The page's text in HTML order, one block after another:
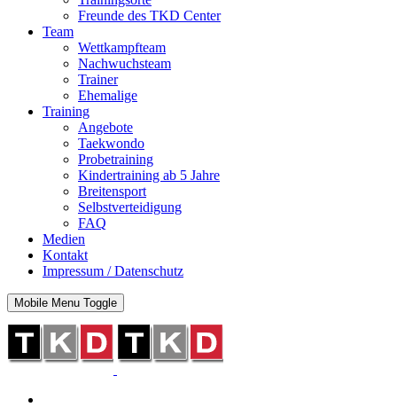
Freunde des TKD Center
Team
Wettkampfteam
Nachwuchsteam
Trainer
Ehemalige
Training
Angebote
Taekwondo
Probetraining
Kindertraining ab 5 Jahre
Breitensport
Selbstverteidigung
FAQ
Medien
Kontakt
Impressum / Datenschutz
Mobile Menu Toggle